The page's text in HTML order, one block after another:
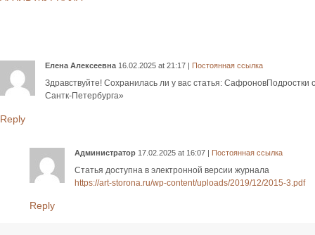
Елена Алексеевна 16.02.2025 at21:17 Постоянная ссылка
Здравствуйте! Сохранилась ли у вас статья: СафроновПодростки
Сантк-Петербурга»
Reply
Администратор 17.02.2025 at 16:07 | Постоянная ссылка
Статья доступна в электронной версии журнала
https://art-storona.ru/wp-content/uploads/2019/12/2015-3.pdf
Reply